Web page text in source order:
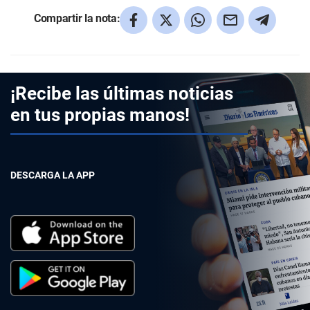
Compartir la nota:
¡Recibe las últimas noticias
en tus propias manos!
DESCARGA LA APP